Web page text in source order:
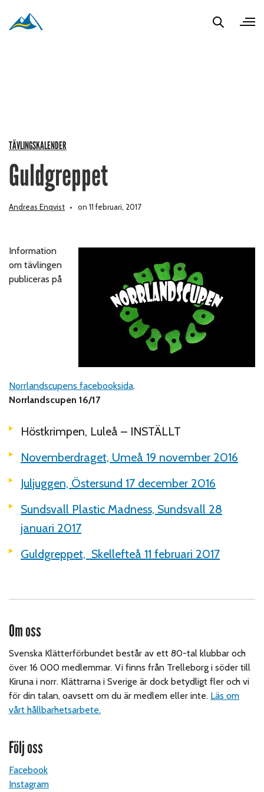
TÄVLINGSKALENDER
Guldgreppet
Andreas Enqvist on 11 februari, 2017
Information
om tävlingen
publiceras på
Norrlandscupens facebooksida.
Norrlandscupen 16/17
Höstkrimpen, Luleå – INSTÄLLT
Novemberdraget, Umeå 19 november 2016
Juljuggen, Östersund 17 december 2016
Sundsvall Plastic Madness, Sundsvall 28
januari 2017
Guldgreppet, Skellefteå 11 februari 2017
Om oss
Svenska Klätterförbundet består av ett 80-tal klubbar och
över 16 000 medlemmar. Vi finns från Trelleborg i söder till
Kiruna i norr. Klättrarna i Sverige är dock betydligt fler och vi
för din talan, oavsett om du är medlem eller inte. Läs om
vårt hållbarhetsarbete.
Följ oss
Facebook
Instagram